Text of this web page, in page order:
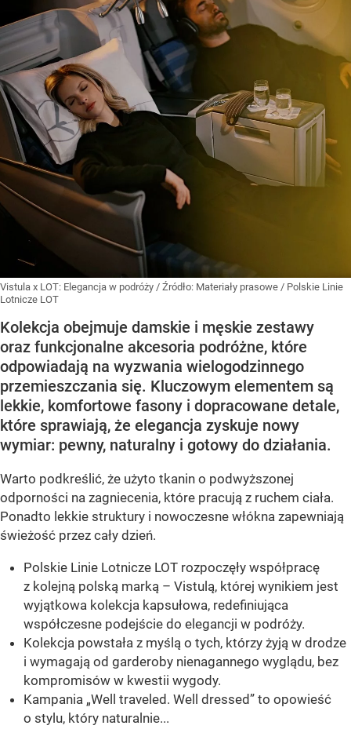
Vistula x LOT: Elegancja w podróży / Źródło: Materiały prasowe / Polskie Linie
Lotnicze LOT
Kolekcja obejmuje damskie i męskie zestawy
oraz funkcjonalne akcesoria podróżne, które
odpowiadają na wyzwania wielogodzinnego
przemieszczania się. Kluczowym elementem są
lekkie, komfortowe fasony i dopracowane detale,
które sprawiają, że elegancja zyskuje nowy
wymiar: pewny, naturalny i gotowy do działania.
Warto podkreślić, że użyto tkanin o podwyższonej
odporności na zagniecenia, które pracują z ruchem ciała.
Ponadto lekkie struktury i nowoczesne włókna zapewniają
świeżość przez cały dzień.
Polskie Linie Lotnicze LOT rozpoczęły współpracę
z kolejną polską marką – Vistulą, której wynikiem jest
wyjątkowa kolekcja kapsułowa, redefiniująca
współczesne podejście do elegancji w podróży.
Kolekcja powstała z myślą o tych, którzy żyją w drodze
i wymagają od garderoby nienagannego wyglądu, bez
kompromisów w kwestii wygody.
Kampania „Well traveled. Well dressed” to opowieść
o stylu, który naturalnie...